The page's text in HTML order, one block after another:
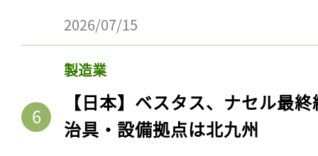
2026/07/15
製造業
【日本】ベスタス、ナセル最
治具・設備拠点は北九州